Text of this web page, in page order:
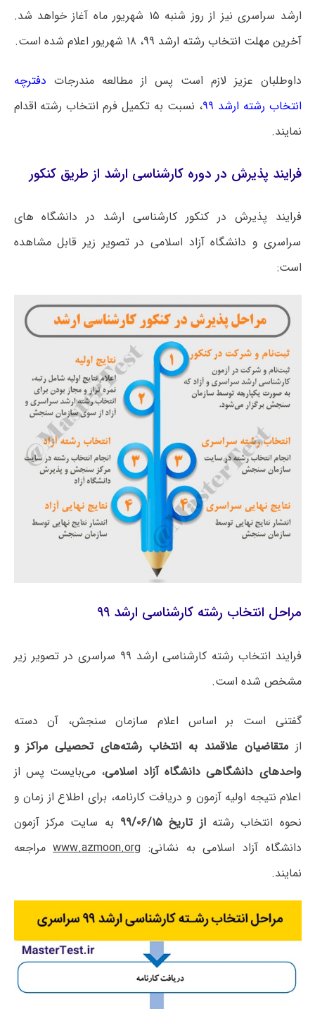
ارشد سراسری نیز از روز شنبه ۱۵ شهریور ماه آغاز خواهد شد.
آخرین مهلت انتخاب رشته ارشد ۹۹
، ۱۸ شهریور اعلام شده است.
داوطلبان عزیز لازم است پس از مطالعه مندرجات دفترچه
انتخاب رشته ارشد ۹۹
، نسبت به تکمیل فرم انتخاب رشته اقدام
نمایند.
فرایند پذیرش در دوره کارشناسی ارشد از طریق کنکور
فرایند پذیرش در کنکور کارشناسی ارشد در دانشگاه های
سراسری و دانشگاه آزاد اسلامی در تصویر زیر قابل مشاهده
است:
مراحل انتخاب رشته کارشناسی ارشد ۹۹
فرایند انتخاب رشته کارشناسی ارشد ۹۹ سراسری در تصویر زیر
مشخص شده است.
گفتنی است بر اساس اعلام سازمان سنجش، آن دسته
از متقاضیان علاقمند به انتخاب رشته‌های تحصیلی مراکز و
واحدهای دانشگاهی دانشگاه آزاد اسلامی، می‌بایست پس از
اعلام نتیجه اولیه آزمون و دریافت کارنامه، برای اطلاع از زمان و
نحوه انتخاب رشته از تاریخ ۹۹/۰۶/۱۵
به سایت مرکز آزمون
دانشگاه آزاد اسلامی به نشانی: www.azmoon.orgمراجعه
نمایند.